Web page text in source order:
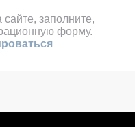
заполните,
форму.